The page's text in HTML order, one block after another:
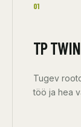
01
TP
Tugev
töö ja hea